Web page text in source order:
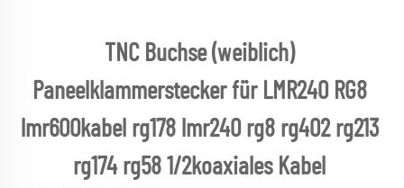
TNC Buchse (weiblich)
Paneelklammerstecker für LMR240 RG8
lmr600kabel rg178 lmr240 rg8 rg402 rg213
rg174 rg58 1/2koaxiales Kabel